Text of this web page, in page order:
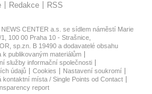
Redakce RSS
CENTER a.s. se sídlem náměstí Marie
100 00 Praha 10 - Strašnice,
sp.zn. B 19490 a dodavatelé obsahu
k publikovaným materiálům
služby informační společnosti
údajů
Cookies
Nastavení soukromí
kontaktní místa / Single Points od Contact
report